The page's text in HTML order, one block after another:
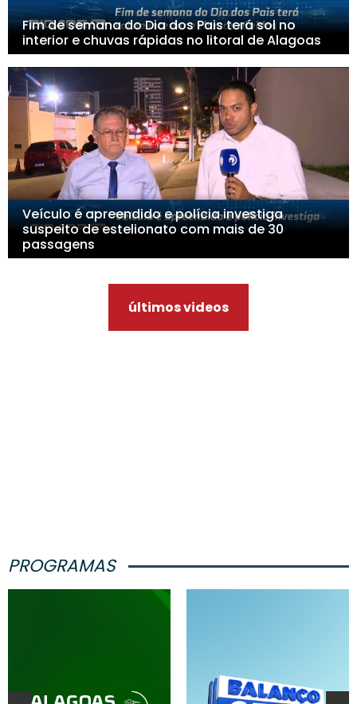
Fim de semana do Dia dos Pais terá sol no
interior e chuvas rápidas no litoral de Alagoas
Veículo é apreendido e polícia investiga
suspeito de estelionato com mais de 30
passagens
últimos videos
PROGRAMAS